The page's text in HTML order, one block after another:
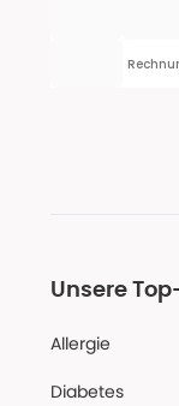
Unsere
Allergie
Diabetes